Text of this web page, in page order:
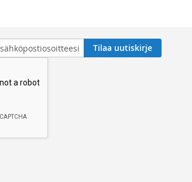
Tilaa uutiskirje